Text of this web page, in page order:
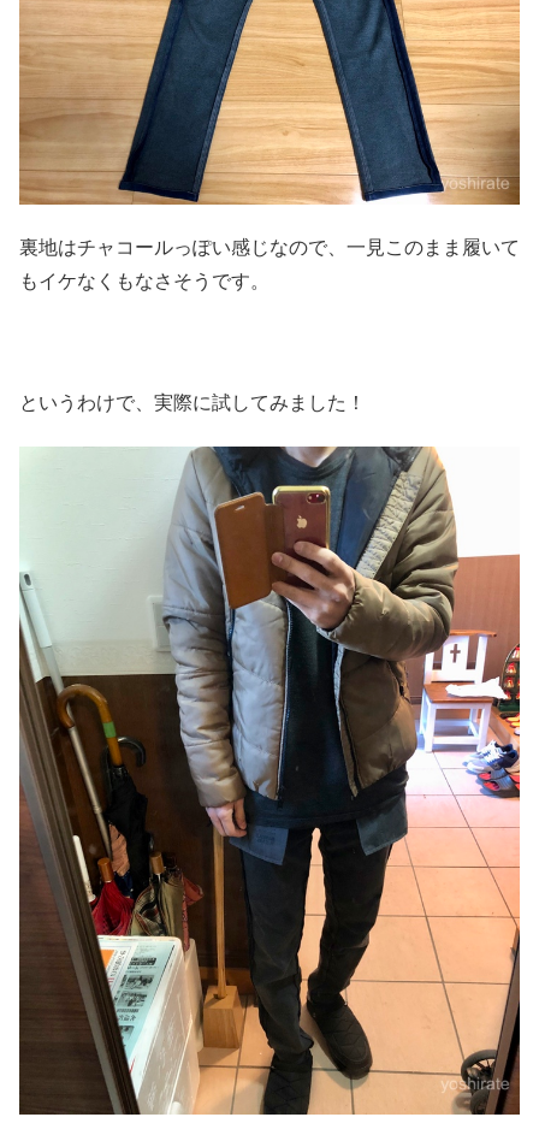
裏地はチャコールっぽい感じなので、一見このまま履いて
もイケなくもなさそうです。
というわけで、実際に試してみました！